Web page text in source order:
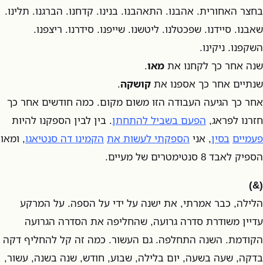
בחצר האחורית. אהבנו. התאהבנו. בנינו. קדחנו. הברגנו. תלינו.
שאבנו. סיידנו. שפכטלנו. ליטשנו. שייפנו. סידרנו. ריצפנו.
השקפנו. ניקינו.
שנה אחר כך לקחנו את מאו.
שנתיים אחר כך אספנו את קושקה.
אחר כך הגיעה העבודה הזו משום מקום. כמה חודשים אחר כך
חזרנו לפראג, הפעם בשביל להתחתן. בין לבין הספקנו להיות
פעמיים בסין, אני הספקתי לעשות את הקמינו דה סנטיאגו, ומאו
הספיק לאבד 8 סנטימטרים של מעיים.
(&)
הלילה, כבר אמרתי, את ישנה על ידי על הספה. על המרקע
עדיין משודרת סדרה גרועה, שהחליפה את הסדרה הגרועה
הקודמת. השנה התחלפה. גם העשור. כמה זה קל להחליף דקה
בדקה, שעה בשעה, יום בלילה, שבוע, חודש, שנה בשנה, עשור,